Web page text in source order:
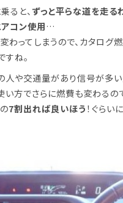
ると、ずっと平らな道を走る
コン使用…
わってしまうので、カタログ
すね。
人や交通量があり信号が多
い方でさらに燃費も変わるの
7割出れば良いほう！ぐらい